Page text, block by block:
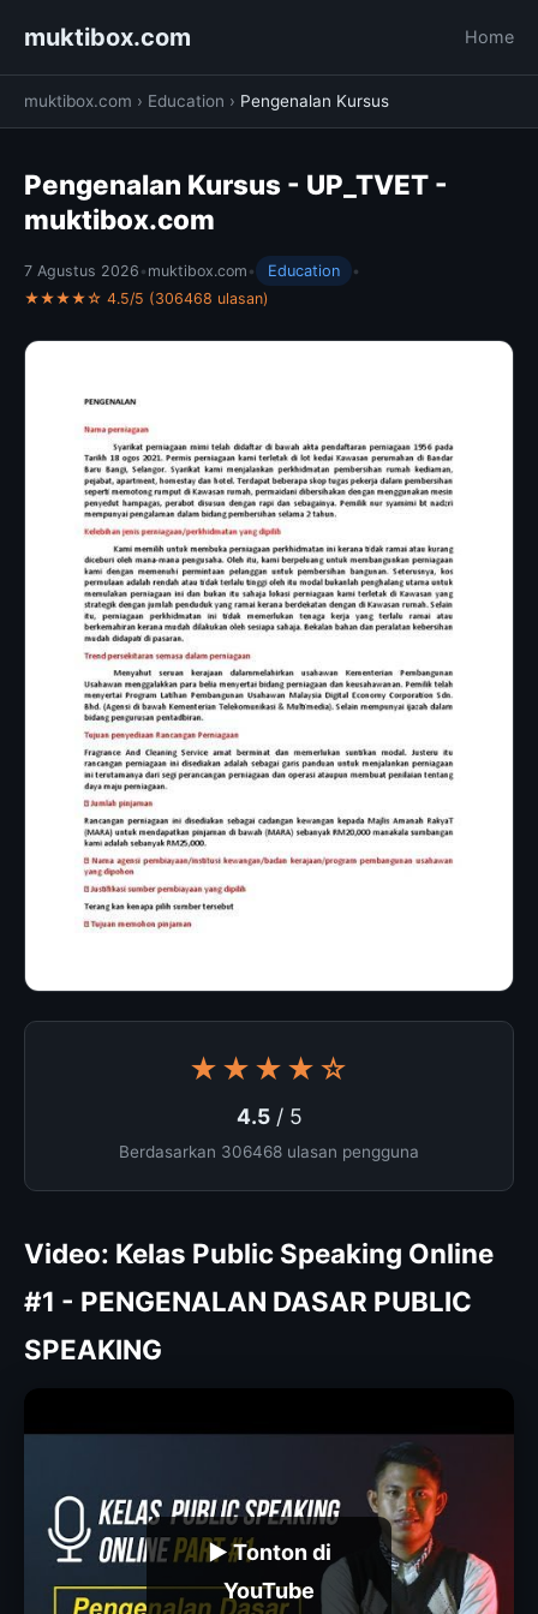
muktibox.com Home
muktibox.com › Education › Pengenalan Kursus
Pengenalan Kursus - UP_TVET -
muktibox.com
7 Agustus 2026 • muktibox.com • Education
•
★★★★☆ 4.5/5 (306468 ulasan)
★★★★☆
4.5/ 5
Berdasarkan 306468 ulasan pengguna
Video: Kelas Public Speaking Online
#1 - PENGENALAN DASAR PUBLIC
SPEAKING
▶ Tonton di
YouTube